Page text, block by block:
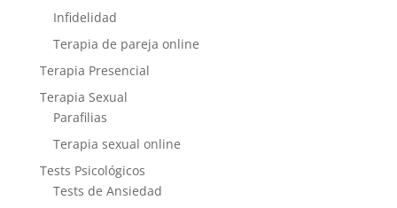
Infidelidad
Terapia de pareja online
Terapia Presencial
Terapia Sexual
Parafilias
Terapia sexual online
Tests Psicológicos
Tests de Ansiedad